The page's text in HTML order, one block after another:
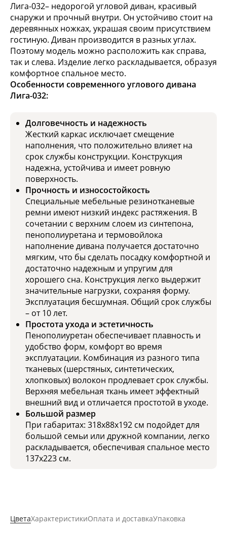
Лига-032– недорогой угловой диван, красивый
снаружи и прочный внутри. Он устойчиво стоит на
деревянных ножках, украшая своим присутствием
гостиную. Диван производится в разных углах.
Поэтому модель можно расположить как справа,
так и слева. Изделие легко раскладывается, образуя
комфортное спальное место.
Особенности современного углового дивана
Лига-032:
Долговечность и надежность
Жесткий каркас исключает смещение
наполнения, что положительно влияет на
срок службы конструкции. Конструкция
надежна, устойчива и имеет ровную
поверхность.
Прочность и износостойкость
Специальные мебельные резинотканевые
ремни имеют низкий индекс растяжения. В
сочетании с верхним слоем из синтепона,
пенополиуретана и термовойлока
наполнение дивана получается достаточно
мягким, что бы сделать посадку комфортной и
достаточно надежным и упругим для
хорошего сна. Конструкция легко выдержит
значительные нагрузки, сохраняя форму.
Эксплуатация бесшумная. Общий срок службы
– от 10 лет.
Простота ухода и эстетичность
Пенополиуретан обеспечивает плавность и
удобство форм, комфорт во время
эксплуатации. Комбинация из разного типа
тканевых (шерстяных, синтетических,
хлопковых) волокон продлевает срок службы.
Верхняя мебельная ткань имеет эффектный
внешний вид и отличается простотой в уходе.
Большой размер
При габаритах: 318х88х192 см подойдет для
большой семьи или дружной компании, легко
раскладывается, обеспечивая спальное место
137x223 см.
ЦветаХарактеристикиОплата и доставкаУпаковка